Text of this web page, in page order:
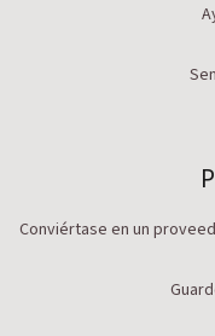
Conviértase en un